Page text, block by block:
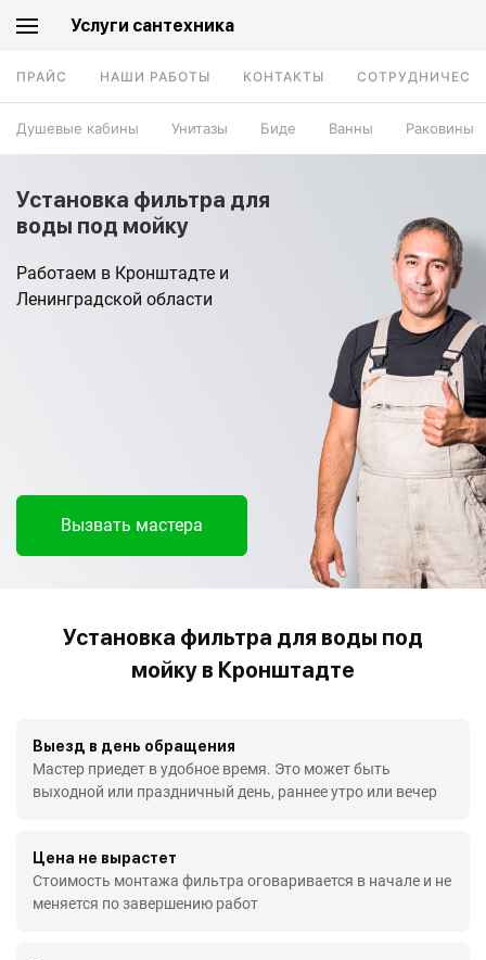
Услуги сантехника
ПРАЙС НАШИ РАБОТЫ КОНТАКТЫ
Душевые кабины Унитазы Биде Ванны Раковины
Установка фильтра для
воды под мойку
Работаем в Кронштадте и
Ленинградской области
Вызвать мастера
Установка фильтра для воды под
мойку в Кронштадте
Выезд в день обращения
Мастер приедет в удобное время. Это может быть
выходной или праздничный день, раннее утро или вечер
Цена не вырастет
Стоимость монтажа фильтра оговаривается в начале и не
меняется по завершению работ